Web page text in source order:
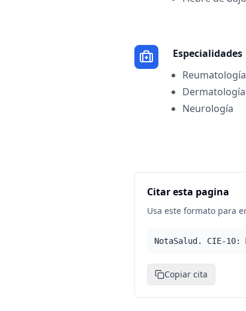
Especialidades
Reumatología
Dermatología
Neurología
Citar esta pagina
Usa este formato para
NotaSalud. CIE-
Copiar cita